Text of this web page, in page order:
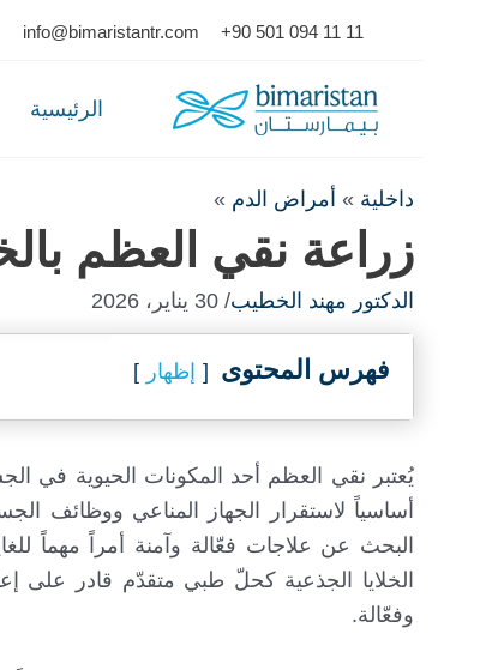
info@bimaristantr.com +90 501 094 11 11
الرئيسية
داخلية » أمراض الدم »
زراعة نقي العظم
الدكتور مهند الخطيب/ 30 يناير، 2026
فهرس المحتوى إظهار
يُعتبر نقي العظم أحد المكونات الحيوية في
أساسياً لاستقرار الجهاز المناعي ووظائف
البحث عن علاجات فعّالة وآمنة أمراً مهماً
الخلايا الجذعية كحلّ طبي متقدّم قادر على
وفعّالة.